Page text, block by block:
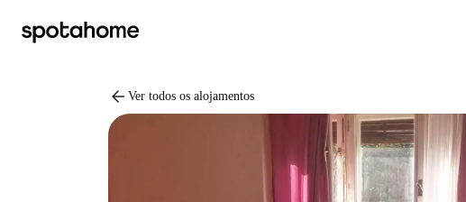
arrow_back Ver todos os alojamentos